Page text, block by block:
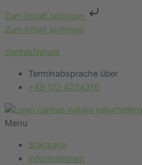
Zum Inhalt springen
Zum Inhalt springen
claritasNatura
Terminabsprache über
+49 172 4254316
Menu
Startseite
Informationen